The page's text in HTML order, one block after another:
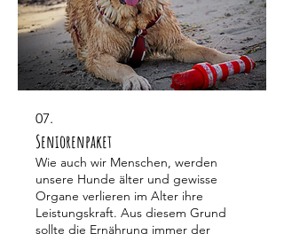
07.
Seniorenpaket
Wie auch wir Menschen, werden
unsere Hunde älter und gewisse
Organe verlieren im Alter ihre
Leistungskraft. Aus diesem Grund
sollte die Ernährung immer der